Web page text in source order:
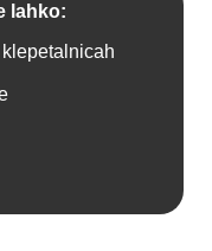
lahko: